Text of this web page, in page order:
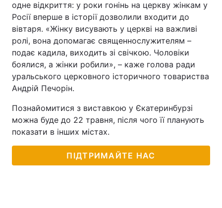
одне відкриття: у роки гонінь на церкву жінкам у
Росії вперше в історії дозволили входити до
вівтаря. «Жінку висувають у церкві на важливі
ролі, вона допомагає священнослужителям –
подає кадила, виходить зі свічкою. Чоловіки
боялися, а жінки робили», – каже голова ради
уральського церковного історичного товариства
Андрій Печорін.
Познайомитися з виставкою у Єкатеринбурзі
можна буде до 22 травня, після чого її планують
показати в інших містах.
ПІДТРИМАЙТЕ НАС